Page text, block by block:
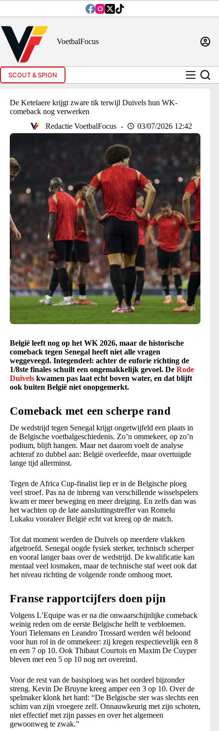
inhoud
VoetbalFocus
SCOUT & SPION
De Ketelaere krijgt zware tik terwijl Duivels hun WK-
comeback nog verwerken
Redactie VoetbalFocus
03/07/2026 12:42
België leeft nog op het WK 2026, maar de historische
comeback tegen Senegal heeft niet alle vragen
weggeveegd. Integendeel: achter de euforie richting de
1/8ste finales schuilt een ongemakkelijk gevoel. De Rode
Duivels kwamen pas laat echt boven water, en dat blijft
ook buiten België niet onopgemerkt.
Comeback met een scherpe rand
De wedstrijd tegen Senegal krijgt ongetwijfeld een plaats in
de Belgische voetbalgeschiedenis. Zo’n ommekeer, op zo’n
podium, blijft hangen. Maar net daarom voelt de analyse
achteraf zo dubbel aan: België overleefde, maar overtuigde
lange tijd allerminst.
Tegen de Africa Cup-finalist liep er in de Belgische ploeg
veel stroef. Pas na de inbreng van verschillende wisselspelers
kwam er meer beweging en meer dreiging. En zelfs dan was
het wachten op de late aansluitingstreffer van Romelu
Lukaku vooraleer België echt vat kreeg op de match.
Tot dat moment werden de Duivels op meerdere vlakken
afgetroefd. Senegal oogde fysiek sterker, technisch scherper
en vooral langer baas over de wedstrijd. De kwalificatie kan
mentaal veel losmaken, maar de technische staf weet ook dat
het niveau richting de volgende ronde omhoog moet.
Franse rapportcijfers doen pijn
Volgens L’Equipe was er na die onwaarschijnlijke comeback
weinig reden om de eerste Belgische helft te verbloemen.
Youri Tielemans en Leandro Trossard werden wél beloond
voor hun rol in de ommekeer: zij kregen respectievelijk een 8
en een 7 op 10. Ook Thibaut Courtois en Maxim De Cuyper
bleven met een 5 op 10 nog net overeind.
Voor de rest van de basisploeg was het oordeel bijzonder
streng. Kevin De Bruyne kreeg amper een 3 op 10. Over de
spelmaker klonk het hard: “De Belgische ster was slechts een
schim van zijn vroegere zelf. Onnauwkeurig met zijn schoten,
niet effectief met zijn passes en over het algemeen
gewoonweg te zwak.”